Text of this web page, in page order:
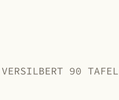
VERSILBERT 90